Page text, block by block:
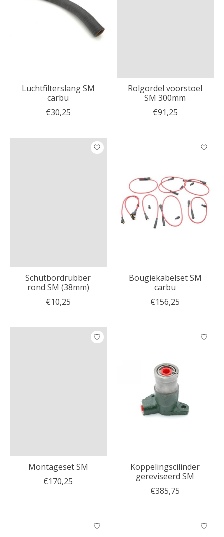
Luchtfilterslang SM
carbu
€30,25
Rolgordel voorstoel
SM 300mm
€91,25
Schutbordrubber
rond SM (38mm)
€10,25
Bougiekabelset SM
carbu
€156,25
Montageset SM
€170,25
Koppelingscilinder
gereviseerd SM
€385,75